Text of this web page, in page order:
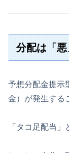
分配は「悪
予想分配金提示
金）が発生する
「タコ足配当」